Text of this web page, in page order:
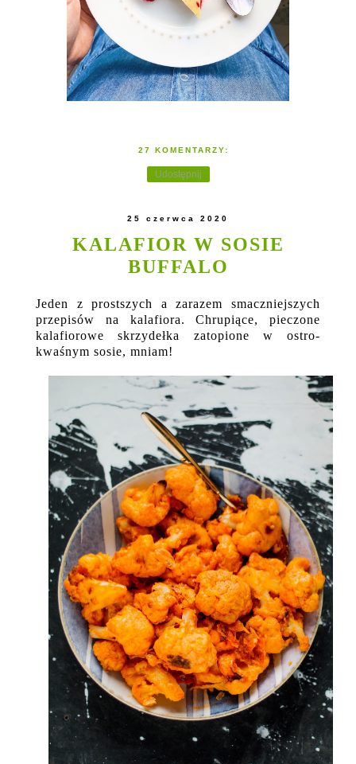
27 KOMENTARZY:
Udostępnij
25 czerwca 2020
KALAFIOR W SOSIE
BUFFALO
Jeden z prostszych a zarazem smaczniejszych
przepisów na kalafiora. Chrupiące, pieczone
kalafiorowe skrzydełka zatopione w ostro-
kwaśnym sosie, mniam!